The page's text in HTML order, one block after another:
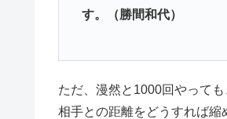
す。（勝間和代）
ただ、漫然と1000回やって
相手との距離をどうすれば縮